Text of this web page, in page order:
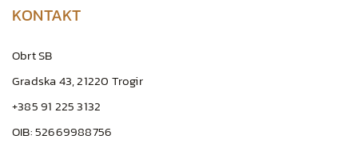
KONTAKT
Obrt SB
Gradska 43, 21220 Trogir
+385 91 225 3132
OIB: 52669988756